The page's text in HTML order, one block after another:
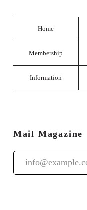
Home
Membership
Information
Mail Magazine